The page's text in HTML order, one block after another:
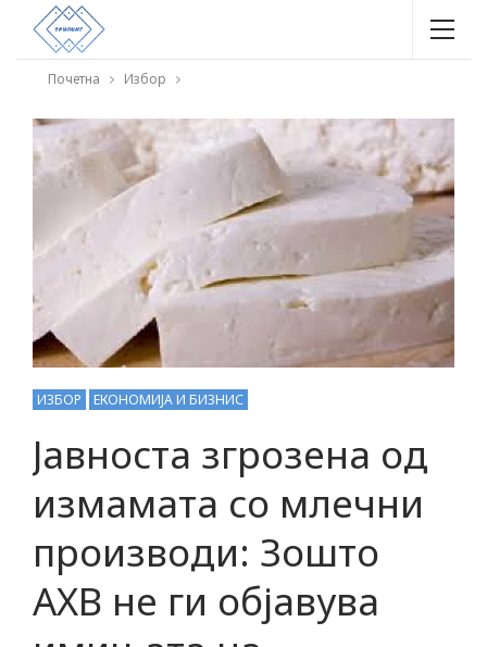
Почетна Избор
ИЗБОР ЕКОНОМИЈА И БИЗНИС
Јавноста згрозена од
измамата со млечни
производи: Зошто
АХВ не ги објавува